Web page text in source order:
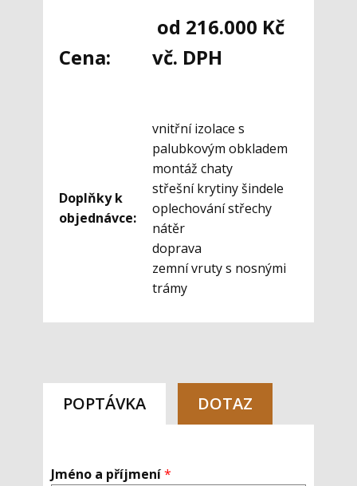
Cena:
od 216.000 Kč
vč. DPH
Doplňky k
objednávce:
vnitřní izolace s
palubkovým obkladem
montáž chaty
střešní krytiny šindele
oplechování střechy
nátěr
doprava
zemní vruty s nosnými
trámy
POPTÁVKA DOTAZ
Jméno a příjmení*